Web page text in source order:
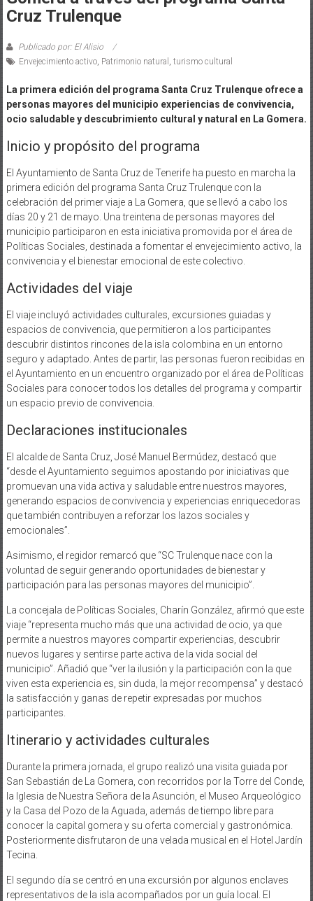
Cruz Trulenque
Publicado por: El Alisio
Envejecimiento activo, Patrimonio natural turismo cultural
La primera edición del programa Santa Cruz Trulenque ofrece a
personas mayores del municipio experiencias de convivencia,
ocio saludable y descubrimiento cultural y natural en La Gomera.
Inicio y propósito del programa
El Ayuntamiento de Santa Cruz de Tenerife ha puesto en marcha la
primera edición del programa Santa Cruz Trulenque con la
celebración del primer viaje a La Gomera, que se llevó a cabo los
días 20 y 21 de mayo. Una treintena de personas mayores del
municipio participaron en esta iniciativa promovida por el área de
Políticas Sociales, destinada a fomentar el envejecimiento activo, la
convivencia y el bienestar emocional de este colectivo.
Actividades del viaje
El viaje incluyó actividades culturales, excursiones guiadas y
espacios de convivencia, que permitieron a los participantes
descubrir distintos rincones de la isla colombina en un entorno
seguro y adaptado. Antes de partir, las personas fueron recibidas en
el Ayuntamiento en un encuentro organizado por el área de Políticas
Sociales para conocer todos los detalles del programa y compartir
un espacio previo de convivencia.
Declaraciones institucionales
El alcalde de Santa Cruz, José Manuel Bermúdez, destacó que
“desde el Ayuntamiento seguimos apostando por iniciativas que
promuevan una vida activa y saludable entre nuestros mayores,
generando espacios de convivencia y experiencias enriquecedoras
que también contribuyen a reforzar los lazos sociales y
emocionales”.
Asimismo, el regidor remarcó que “SC Trulenque nace con la
voluntad de seguir generando oportunidades de bienestar y
participación para las personas mayores del municipio”.
La concejala de Políticas Sociales, Charín González, afirmó que este
viaje “representa mucho más que una actividad de ocio, ya que
permite a nuestros mayores compartir experiencias, descubrir
nuevos lugares y sentirse parte activa de la vida social del
municipio”. Añadió que “ver la ilusión y la participación con la que
viven esta experiencia es, sin duda, la mejor recompensa” y destacó
la satisfacción y ganas de repetir expresadas por muchos
participantes.
Itinerario y actividades culturales
Durante la primera jornada, el grupo realizó una visita guiada por
San Sebastián de La Gomera, con recorridos por la Torre del Conde,
la Iglesia de Nuestra Señora de la Asunción, el Museo Arqueológico
y la Casa del Pozo de la Aguada, además de tiempo libre para
conocer la capital gomera y su oferta comercial y gastronómica.
Posteriormente disfrutaron de una velada musical en el Hotel Jardín
Tecina.
El segundo día se centró en una excursión por algunos enclaves
representativos de la isla acompañados por un guía local. El